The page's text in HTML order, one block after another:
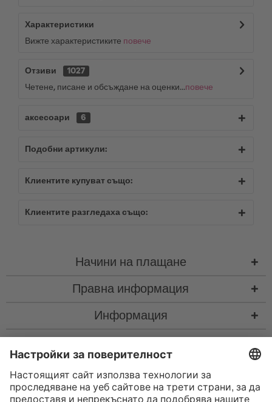
Характеристики
Вижте характеристиките повече
Отзиви
1027
Четене, писане и обсъждане на оценки...повече
аксесоари 6
Подобни артикули:
Клиентите купуват също:
Клиентите разгледаха също:
Начини на плащане
Правна информация
Информация
такса за колетна пратка и при нужда такса за наложен платеж, ако не е
посочено друго